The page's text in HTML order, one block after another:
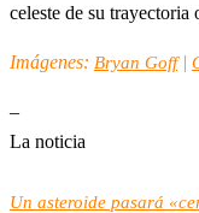
celeste de su trayectoria
Imágenes: Bryan Goff|
–
La noticia
Un asteroide pasará